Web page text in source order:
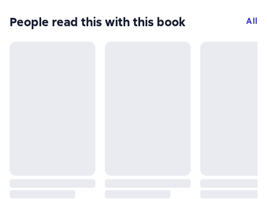
People read this with this book All